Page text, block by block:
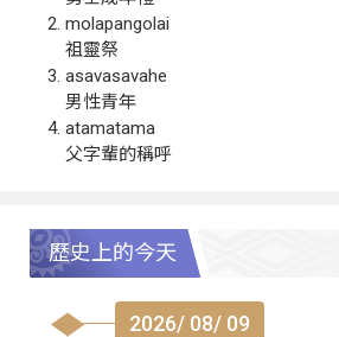
molapangolai
祖靈祭
asavasavahe
男性青年
atamatama
父字輩的稱呼
歷史上的今天
2026/ 08/ 09